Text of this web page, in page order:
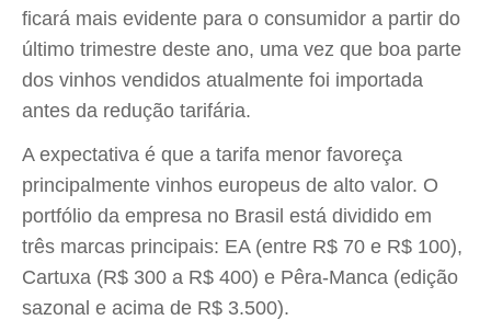
ficará mais evidente para o consumidor a partir do
último trimestre deste ano, uma vez que boa parte
dos vinhos vendidos atualmente foi importada
antes da redução tarifária.
A expectativa é que a tarifa menor favoreça
principalmente vinhos europeus de alto valor. O
portfólio da empresa no Brasil está dividido em
três marcas principais: EA (entre R$ 70 e R$ 100),
Cartuxa (R$ 300 a R$ 400) e Pêra-Manca (edição
sazonal e acima de R$ 3.500).